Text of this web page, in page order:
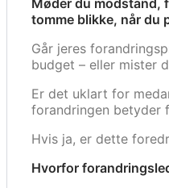
Møder du modstand,
tomme blikke, når du
Går jeres
budget – eller mister
Er det uklart for
forandringen betyder
Hvis ja, er dette
Hvorfor